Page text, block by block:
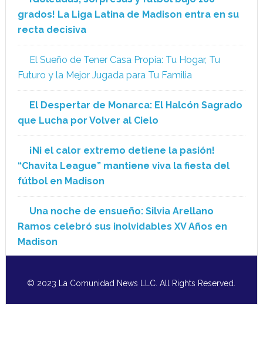
grados! La Liga Latina de Madison entra en su
recta decisiva
El Sueño de Tener Casa Propia: Tu Hogar, Tu
Futuro y la Mejor Jugada para Tu Familia
El Despertar de Monarca: El Halcón Sagrado
que Lucha por Volver al Cielo
¡Ni el calor extremo detiene la pasión!
“Chavita League” mantiene viva la fiesta del
fútbol en Madison
Una noche de ensueño: Silvia Arellano
Ramos celebró sus inolvidables XV Años en
Madison
© 2023 La Comunidad News LLC. All Rights Reserved.